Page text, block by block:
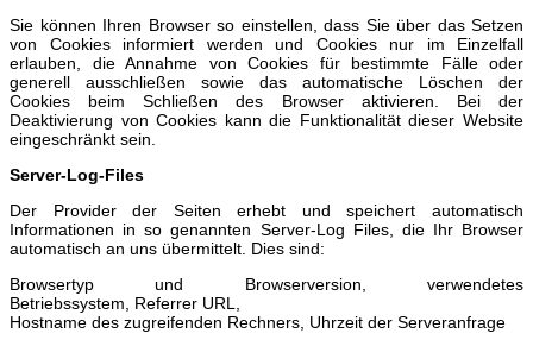
Sie können Ihren Browser so einstellen, dass Sie über das Setzen
von Cookies informiert werden und Cookies nur im Einzelfall
erlauben, die Annahme von Cookies für bestimmte Fälle oder
generell ausschließen sowie das automatische Löschen der
Cookies beim Schließen des Browser aktivieren. Bei der
Deaktivierung von Cookies kann die Funktionalität dieser Website
eingeschränkt sein.
Server-Log-Files
Der Provider der Seiten erhebt und speichert automatisch
Informationen in so genannten Server-Log Files, die Ihr Browser
automatisch an uns übermittelt. Dies sind:
Browsertyp und Browserversion, verwendetes
Betriebssystem, Referrer URL,
Hostname des zugreifenden Rechners, Uhrzeit der Serveranfrage